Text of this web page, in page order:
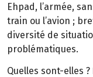
Ehpad, l’armée,
train ou l’avion ;
diversité de
problématiques.
Quelles sont-elles ?